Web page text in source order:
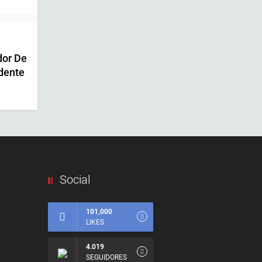
De
Social
101,000
LIKES
4.019
SEGUIDORES